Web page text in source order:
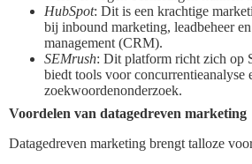
HubSpot: Dit is een krachtige
bij inbound marketing, leadbeheer
management (CRM).
SEMrush: Dit platform richt zich op
biedt tools voor concurrentieanalyse
zoekwoordenonderzoek.
Voordelen van datagedreven marketing
Datagedreven marketing brengt talloze